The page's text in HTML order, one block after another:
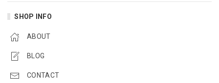
SHOP INFO
ABOUT
BLOG
CONTACT